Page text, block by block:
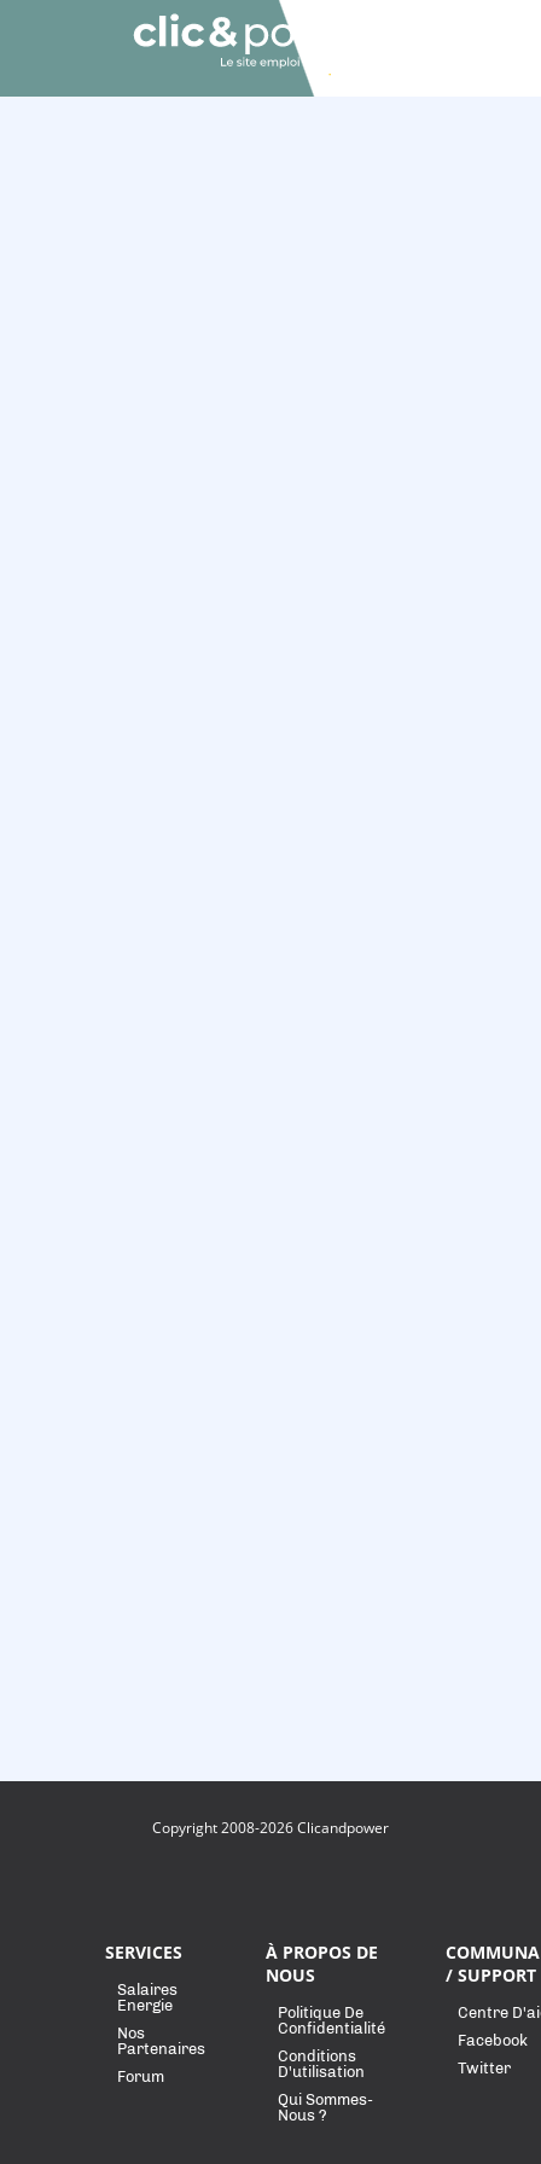
Copyright 2008-2026 Clicandpower
SERVICES
Salaires
Energie
Nos
Partenaires
Forum
À PROPOS DE
NOUS
Politique De
Confidentialité
Conditions
D'utilisation
Qui Sommes-
Nous ?
/ SUPPORT
Centre
Facebook
Twitter